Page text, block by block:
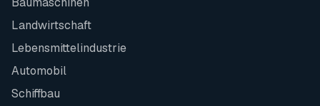
Landwirtschaft
Lebensmittelindustrie
Automobil
Schiffbau